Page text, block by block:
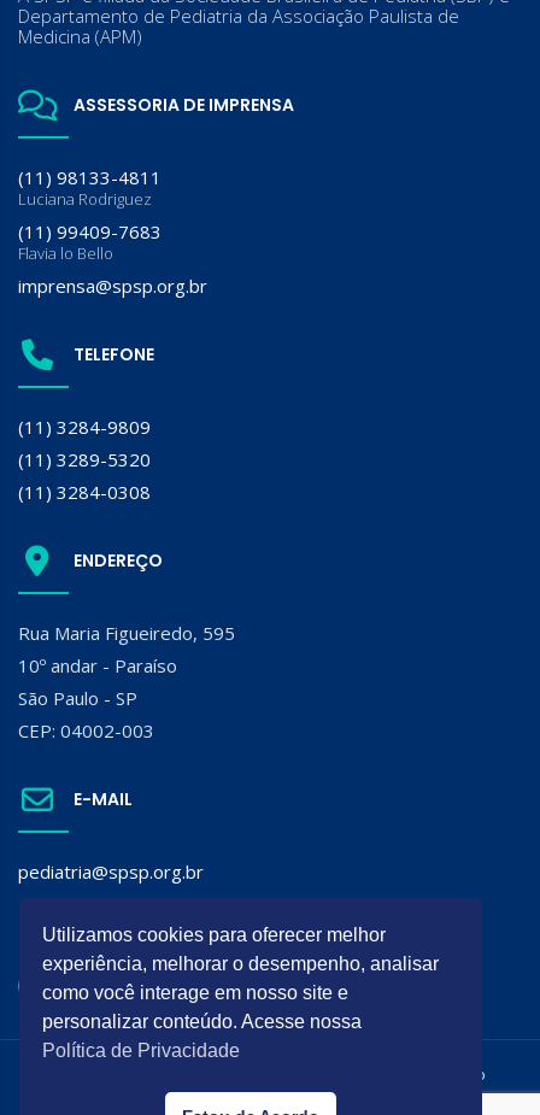
Departamento de Pediatria da Associação Paulista de
Medicina (APM)
ASSESSORIA DE IMPRENSA
(11) 98133-4811
Luciana Rodriguez
(11) 99409-7683
Flavia lo Bello
imprensa@spsp.org.br
TELEFONE
(11) 3284-9809
(11) 3289-5320
(11) 3284-0308
ENDEREÇO
Rua Maria Figueiredo, 595
10º andar - Paraíso
São Paulo - SP
CEP: 04002-003
E-MAIL
pediatria@spsp.org.br
SIGA A SPSP:
Todos os direitos reservados. É permitida a reprodução do
conteúdo desta página desde que citada a origem.
Utilizamos cookies para oferecer melhor
experiência, melhorar o desempenho, analisar
como você interage em nosso site e
personalizar conteúdo. Acesse nossa
Política de Privacidade